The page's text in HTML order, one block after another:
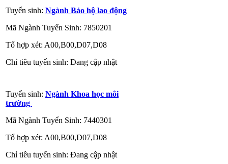
Tuyển sinh: Ngành Bảo hộ lao động
Mã Ngành Tuyển Sinh: 7850201
Tổ hợp xét: A00,B00,D07,D08
Chỉ tiêu tuyển sinh: Đang cập nhật
Tuyển sinh: Ngành Khoa học môi
trường
Mã Ngành Tuyển Sinh: 7440301
Tổ hợp xét: A00,B00,D07,D08
Chỉ tiêu tuyển sinh: Đang cập nhật